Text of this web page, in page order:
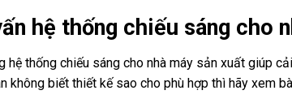
hệ thống chiếu sáng cho
hệ thống chiếu sáng cho nhà máy sản xuất giúp
không biết thiết kế sao cho phù hợp thì hãy xem